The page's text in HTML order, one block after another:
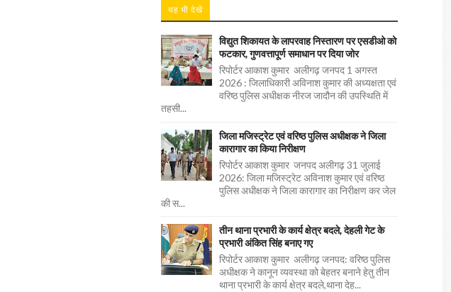
यह भी देखें
विद्युत शिकायत के लापरवाह निस्तारण पर एसडीओ को
फटकार, गुणवत्तापूर्ण समाधान पर दिया जोर
रिपोर्टर आकाश कुमार अलीगढ़ जनपद 1 अगस्त
2026 : जिलाधिकारी अविनाश कुमार की अध्यक्षता एवं
वरिष्ठ पुलिस अधीक्षक नीरज जादौन की उपस्थिति में
तहसी...
जिला मजिस्ट्रेट एवं वरिष्ठ पुलिस अधीक्षक ने जिला
कारागार का किया निरीक्षण
रिपोर्टर आकाश कुमार जनपद अलीगढ़ 31 जुलाई
2026: जिला मजिस्ट्रेट अविनाश कुमार एवं वरिष्ठ
पुलिस अधीक्षक ने जिला कारागार का निरीक्षण कर जेल
की स...
तीन थाना प्रभारी के कार्य क्षेत्र बदले, देहली गेट के
प्रभारी अंकित सिंह बनाए गए
रिपोर्टर आकाश कुमार अलीगढ़ जनपद: वरिष्ठ पुलिस
अधीक्षक ने कानून व्यवस्था को बेहतर बनाने हेतु तीन
थाना प्रभारी के कार्य क्षेत्र बदले,थाना देह...